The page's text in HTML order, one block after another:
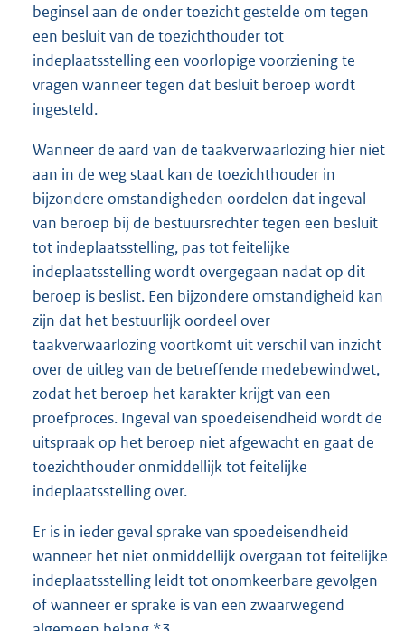
beginsel aan de onder toezicht gestelde om tegen
een besluit van de toezichthouder tot
indeplaatsstelling een voorlopige voorziening te
vragen wanneer tegen dat besluit beroep wordt
ingesteld.
Wanneer de aard van de taakverwaarlozing hier niet
aan in de weg staat kan de toezichthouder in
bijzondere omstandigheden oordelen dat ingeval
van beroep bij de bestuursrechter tegen een besluit
tot indeplaatsstelling, pas tot feitelijke
indeplaatsstelling wordt overgegaan nadat op dit
beroep is beslist. Een bijzondere omstandigheid kan
zijn dat het bestuurlijk oordeel over
taakverwaarlozing voortkomt uit verschil van inzicht
over de uitleg van de betreffende medebewindwet,
zodat het beroep het karakter krijgt van een
proefproces. Ingeval van spoedeisendheid wordt de
uitspraak op het beroep niet afgewacht en gaat de
toezichthouder onmiddellijk tot feitelijke
indeplaatsstelling over.
Er is in ieder geval sprake van spoedeisendheid
wanneer het niet onmiddellijk overgaan tot feitelijke
indeplaatsstelling leidt tot onomkeerbare gevolgen
of wanneer er sprake is van een zwaarwegend